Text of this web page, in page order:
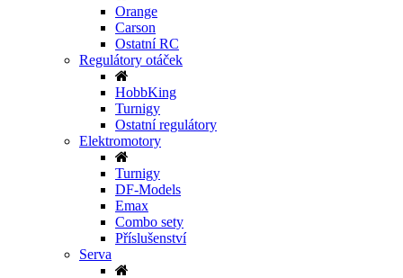
Orange
Carson
Ostatní RC
Regulátory otáček
HobbKing
Turnigy
Ostatní regulátory
Elektromotory
Turnigy
DF-Models
Emax
Combo sety
Příslušenství
Serva